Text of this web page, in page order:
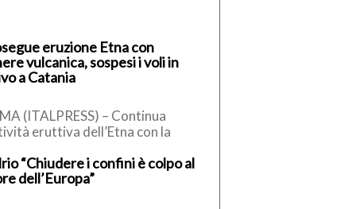
eruzione Etna con
vulcanica, sospesi i voli in
a Catania
(ITALPRESS) – Continua
eruttiva dell’Etna con la
in atmosfera. L’Istituto
di Geofisica […]
“Chiudere i confini è colpo al
dell’Europa”